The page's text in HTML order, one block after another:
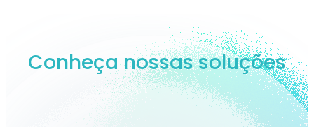
Conheça nossas soluções